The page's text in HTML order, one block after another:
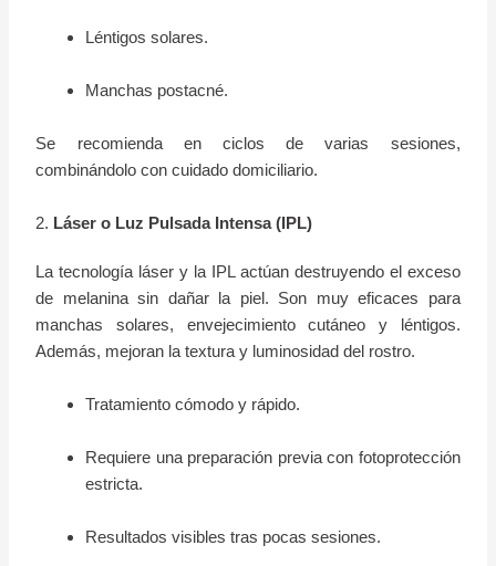
Léntigos solares.
Manchas postacné.
Se recomienda en ciclos de varias sesiones,
combinándolo con cuidado domiciliario.
2. Láser o Luz Pulsada Intensa (IPL)
La tecnología láser y la IPL actúan destruyendo el exceso
de melanina sin dañar la piel. Son muy eficaces para
manchas solares, envejecimiento cutáneo y léntigos.
Además, mejoran la textura y luminosidad del rostro.
Tratamiento cómodo y rápido.
Requiere una preparación previa con fotoprotección
estricta.
Resultados visibles tras pocas sesiones.